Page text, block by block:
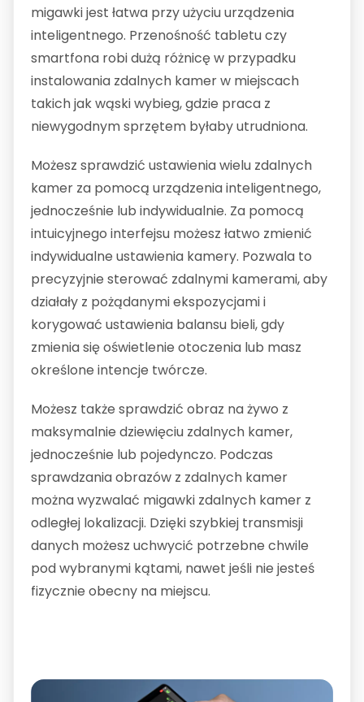
migawki jest łatwa przy użyciu urządzenia
inteligentnego. Przenośność tabletu czy
smartfona robi dużą różnicę w przypadku
instalowania zdalnych kamer w miejscach
takich jak wąski wybieg, gdzie praca z
niewygodnym sprzętem byłaby utrudniona.
Możesz sprawdzić ustawienia wielu zdalnych
kamer za pomocą urządzenia inteligentnego,
jednocześnie lub indywidualnie. Za pomocą
intuicyjnego interfejsu możesz łatwo zmienić
indywidualne ustawienia kamery. Pozwala to
precyzyjnie sterować zdalnymi kamerami, aby
działały z pożądanymi ekspozycjami i
korygować ustawienia balansu bieli, gdy
zmienia się oświetlenie otoczenia lub masz
określone intencje twórcze.
Możesz także sprawdzić obraz na żywo z
maksymalnie dziewięciu zdalnych kamer,
jednocześnie lub pojedynczo. Podczas
sprawdzania obrazów z zdalnych kamer
można wyzwalać migawki zdalnych kamer z
odległej lokalizacji. Dzięki szybkiej transmisji
danych możesz uchwycić potrzebne chwile
pod wybranymi kątami, nawet jeśli nie jesteś
fizycznie obecny na miejscu.